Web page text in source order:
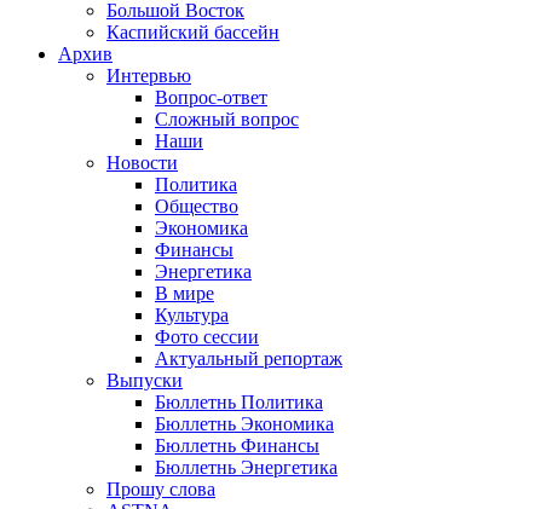
Большой Восток
Каспийский бассейн
Архив
Интервью
Вопрос-ответ
Сложный вопрос
Наши
Новости
Политика
Общество
Экономика
Финансы
Энергетика
В мире
Культура
Фото сессии
Актуальный репортаж
Выпуски
Бюллетнь Политика
Бюллетнь Экономика
Бюллетнь Финансы
Бюллетнь Энергетика
Прошу слова